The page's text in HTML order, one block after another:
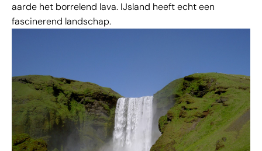
aarde het borrelend lava. IJsland heeft echt een
fascinerend landschap.